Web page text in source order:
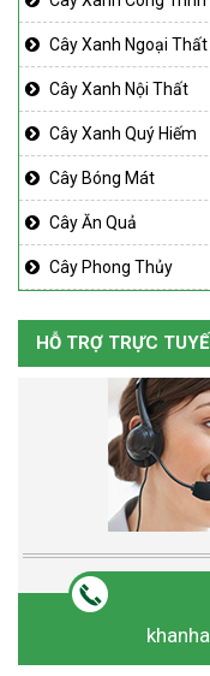
Cây Xanh Ngoại Thất
Cây Xanh Nội Thất
Cây Xanh Quý Hiếm
Cây Bóng Mát
Cây Ăn Quả
Cây Phong Thủy
HỖ TRỢ TRỰC